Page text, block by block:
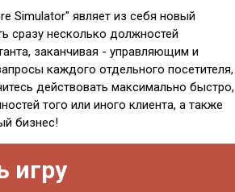
Simulator" являет из себя новый
сразу несколько должностей
заканчивая - управляющим и
каждого отдельного посетителя,
действовать максимально быстро,
того или иного клиента, а также
бизнес!
игру